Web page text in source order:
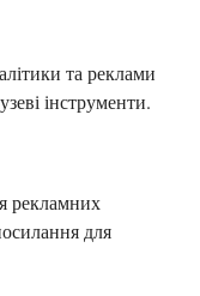
та реклами
інструменти.
рекламних
для